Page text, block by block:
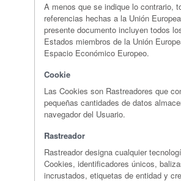
A menos que se indique lo contrario,
referencias hechas a la Unión
presente documento incluyen todos
Estados miembros de la Unión
Espacio Económico Europeo.
Cookie
Las Cookies son Rastreadores que
pequeñas cantidades de datos
navegador del Usuario.
Rastreador
Rastreador designa cualquier
Cookies, identificadores únicos,
incrustados, etiquetas de entidad y